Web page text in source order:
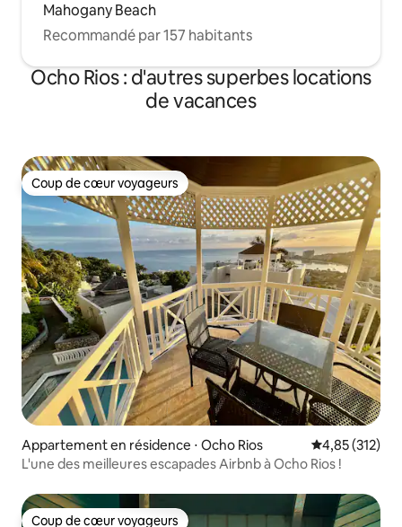
Mahogany Beach
Recommandé par 157 habitants
Ocho Rios : d'autres superbes locations
de vacances
Coup de cœur voyageurs
Coup de cœur voyageurs
Appartement en résidence ⋅ Ocho Rios Évaluation
4,85 (312)
L'une des meilleures escapades Airbnb à Ocho Rios !
Coup de cœur voyageurs